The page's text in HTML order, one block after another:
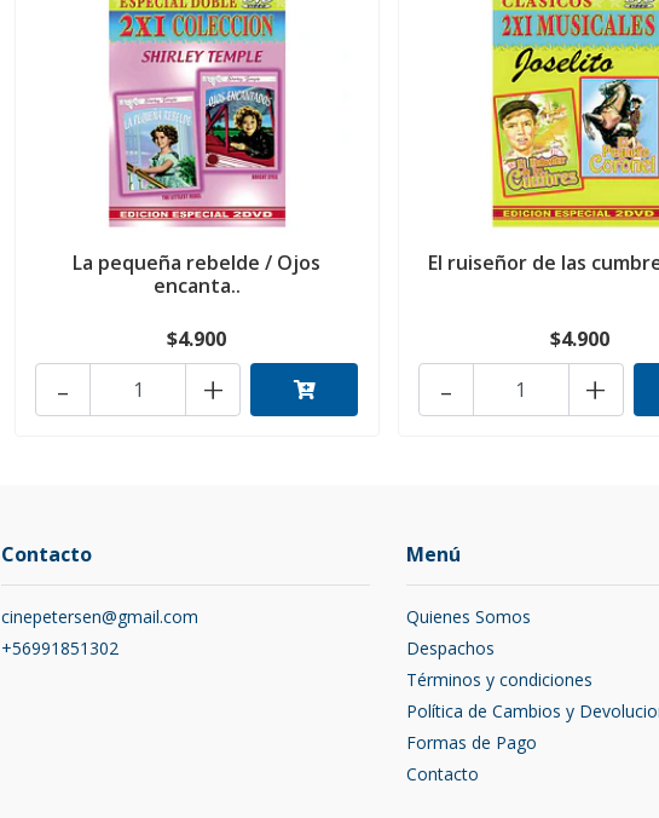
La pequeña rebelde / Ojos
encanta..
$4.900
+
-
El ruiseñor de las
$4.900
+
-
Contacto
cinepetersen@gmail.com
+56991851302
Menú
Quienes Somos
Despachos
Términos y condiciones
Política de Cambios y
Formas de Pago
Contacto